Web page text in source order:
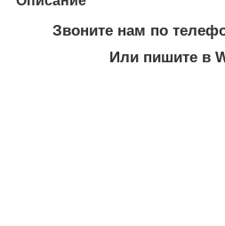
Звоните нам по
Или пишите в